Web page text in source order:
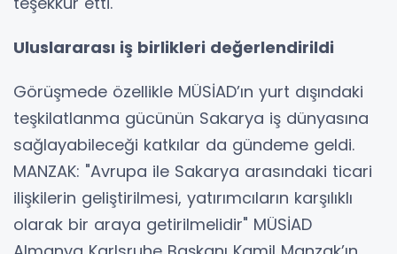
Uluslararası iş birlikleri değerlendirildi
Görüşmede özellikle MÜSİAD’ın yurt dışındaki
teşkilatlanma gücünün Sakarya iş dünyasına
sağlayabileceği katkılar da gündeme geldi.
MANZAK: "Avrupa ile Sakarya arasındaki ticari
ilişkilerin geliştirilmesi, yatırımcıların karşılıklı
olarak bir araya getirilmelidir" MÜSİAD